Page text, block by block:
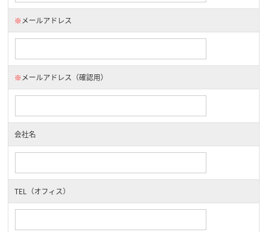
※メールアドレス
※メールアドレス（確認用）
会社名
TEL（オフィス）